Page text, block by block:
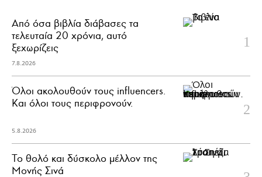
Από όσα βιβλία διάβασες τα
τελευταία 20 χρόνια, αυτό
ξεχωρίζεις
7.8.2026
Όλοι ακολουθούν τους influencers.
Και όλοι τους περιφρονούν.
5.8.2026
Το θολό και δύσκολο μέλλον της
Μονής Σινά